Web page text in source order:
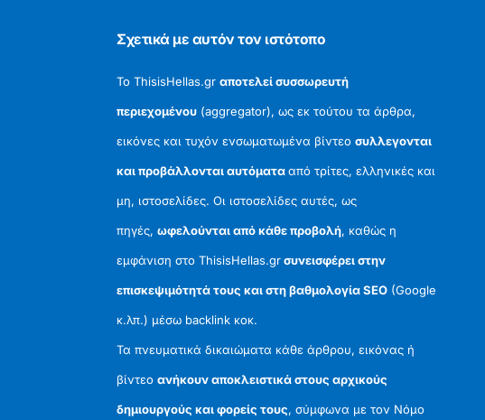
Σχετικά με αυτόν τον ιστότοπο
Το ThisisHellas.grαποτελεί συσσωρευτή
περιεχομένου (aggregator), ως εκ τούτου τα άρθρα,
εικόνες και τυχόν ενσωματωμένα βίντεοσυλλεγονται
και προβάλλονται αυτόματααπό τρίτες, ελληνικές και
μη, ιστοσελίδες. Οι ιστοσελίδες αυτές, ως
πηγές,ωφελούνται από κάθε προβολή, καθώς η
εμφάνιση στο ThisisHellas.grσυνεισφέρει στην
επισκεψιμότητά τους και στη βαθμολογία SEO (Google
κ.λπ.) μέσω backlink κοκ.
Τα πνευματικά δικαιώματα κάθε άρθρου, εικόνας ή
βίντεοανήκουν αποκλειστικά στους αρχικούς
δημιουργούς και φορείς τους, σύμφωνα με τον Νόμο